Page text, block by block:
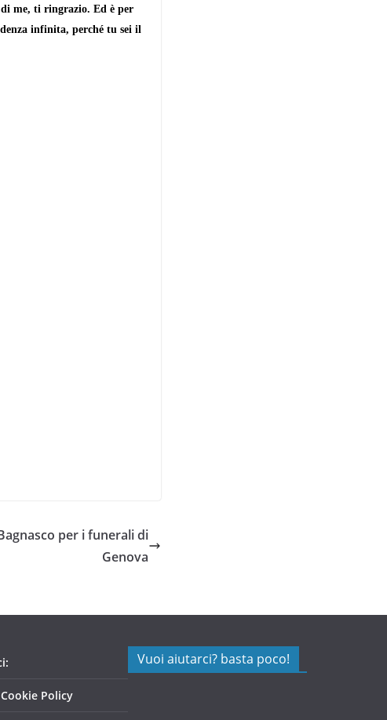
me, ti ringrazio. Ed è per
infinita, perché tu sei il
per i funerali di
Genova
Policy
Vuoi aiutarci? basta poco!